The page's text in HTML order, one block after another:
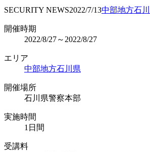
SECURITY NEWS2022/7/13中部地方石
開催時期
2022/8/27～2022/8/27
エリア
中部地方石川県
開催場所
石川県警察本部
実施時間
1日間
受講料